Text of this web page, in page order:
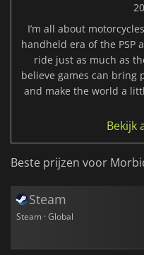
I’m all about
handheld era of the PSP
ride just as much as
believe games can bring
and make the world a
Bekijk
Beste prijzen voor
Steam
Steam · Global